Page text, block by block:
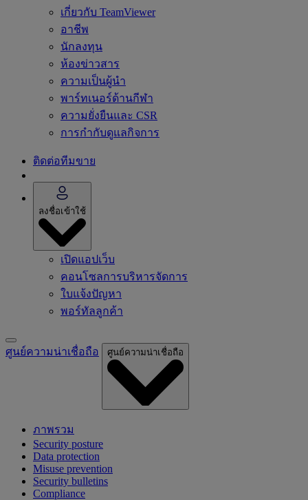
เกี่ยวกับ TeamViewer
อาชีพ
นักลงทุน
ห้องข่าวสาร
ความเป็นผู้นำ
พาร์ทเนอร์ด้านกีฬา
ความยั่งยืนและ CSR
การกำกับดูแลกิจการ
ติดต่อทีมขาย
ลงชื่อเข้าใช้
เปิดแอปเว็บ
คอนโซลการบริหารจัดการ
ใบแจ้งปัญหา
พอร์ทัลลูกค้า
ศูนย์ความน่าเชื่อถือ ศูนย์ความน่าเชื่อถือ
ภาพรวม
Security posture
Data protection
Misuse prevention
Security bulletins
Compliance